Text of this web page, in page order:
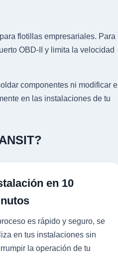
flotillas empresariales. Para
OBD-II y limita la velocidad
componentes ni modificar el
en las instalaciones de tu
en 10
es rápido y seguro, se
en tus instalaciones sin
la operación de tu